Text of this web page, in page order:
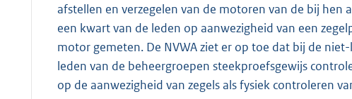
afstellen en verzegelen van de motoren van de bij hen
een kwart van de leden op aanwezigheid van een
motor gemeten. De NVWA ziet er op toe dat bij de
leden van de beheergroepen steekproefsgewijs
op de aanwezigheid van zegels als fysiek controleren